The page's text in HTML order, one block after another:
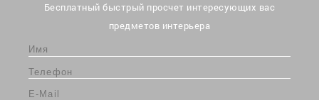
Бесплатный быстрый просчет интересующих вас
предметов интерьера